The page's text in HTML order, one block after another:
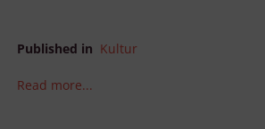
Published in Kultur
Read more...